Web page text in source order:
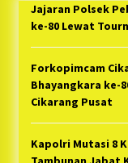
Jajaran Polsek
ke-80 Lewat
Forkopimcam
Bhayangkara ke-
Cikarang Pusat
Kapolri Mutasi 8